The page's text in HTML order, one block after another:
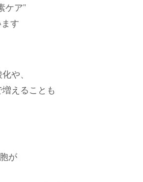
ケア”
す
や、
えることも
が